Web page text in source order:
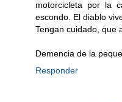
motorcicleta por la
escondo. El diablo
Tengan cuidado, que
Demencia de la
Responder